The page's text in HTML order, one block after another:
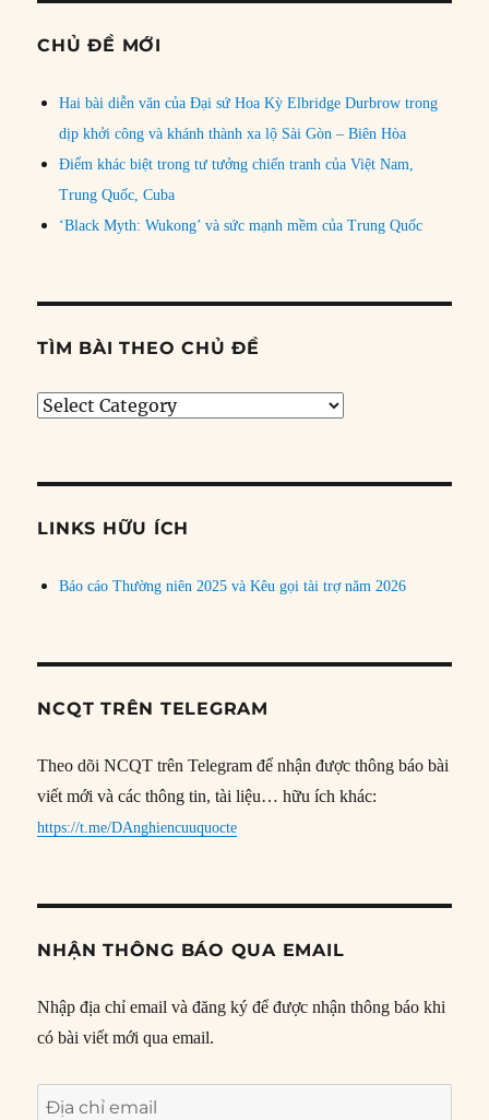
CHỦ ĐỀ MỚI
Hai bài diễn văn của Đại sứ Hoa Kỳ Elbridge Durbrow trong
dịp khởi công và khánh thành xa lộ Sài Gòn – Biên Hòa
Điểm khác biệt trong tư tưởng chiến tranh của Việt Nam,
Trung Quốc, Cuba
‘Black Myth: Wukong’ và sức mạnh mềm của Trung Quốc
TÌM BÀI THEO CHỦ ĐỀ
Tìm
đề
LINKS HỮU ÍCH
Báo cáo Thường niên 2025 và Kêu gọi tài trợ năm 2026
NCQT TRÊN TELEGRAM
Theo dõi NCQT trên Telegram để nhận được thông báo bài
viết mới và các thông tin, tài liệu… hữu ích khác:
https://t.me/DAnghiencuuquocte
NHẬN THÔNG BÁO QUA EMAIL
Nhập địa chỉ email và đăng ký để được nhận thông báo khi
có bài viết mới qua email.
Địa